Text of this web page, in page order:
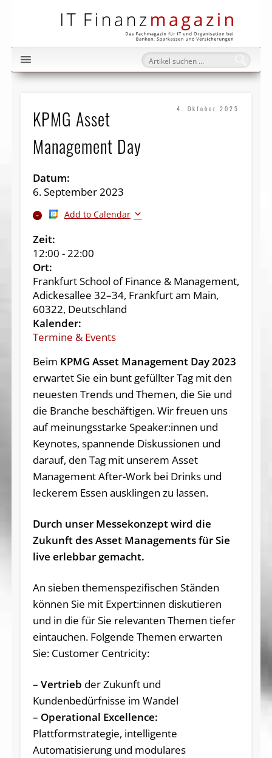
4. Oktober 2025
KPMG Asset
Management Day
Datum:
6. September 2023
Add to Calendar
Zeit:
12:00 -22:00
Ort:
Frankfurt School of Finance & Management,
Adickesallee 32–34, Frankfurt am Main,
60322, Deutschland
Kalender:
Termine & Events
Beim KPMG Asset Management Day 2023
erwartet Sie ein bunt gefüllter Tag mit den
neuesten Trends und Themen, die Sie und
die Branche beschäftigen. Wir freuen uns
auf meinungsstarke Speaker:innen und
Keynotes, spannende Diskussionen und
darauf, den Tag mit unserem Asset
Management After-Work bei Drinks und
leckerem Essen ausklingen zu lassen.
Durch unser Messekonzept wird die
Zukunft des Asset Managements für Sie
live erlebbar gemacht.
An sieben themenspezifischen Ständen
können Sie mit Expert:innen diskutieren
und in die für Sie relevanten Themen tiefer
eintauchen. Folgende Themen erwarten
Sie: Customer Centricity:
– Vertrieb der Zukunft und
Kundenbedürfnisse im Wandel
– Operational Excellence:
Plattformstrategie, intelligente
Automatisierung und modulares